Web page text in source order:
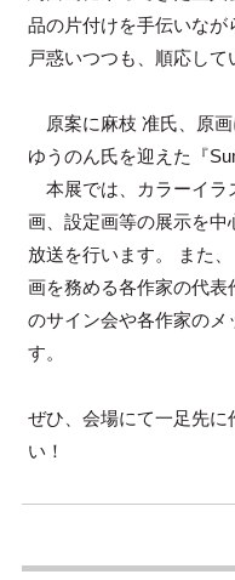
品の片付けを手伝いなが
戸惑いつつも、順応して
原案に麻枝 准氏、原
ゆうのん氏を迎えた『
本展では、カラーイラ
画、設定画等の展示を
放送を行います。 また
画を務める各作家の代
のサイン会や各作家のメ
す。
ぜひ、会場にて一足先に
い！